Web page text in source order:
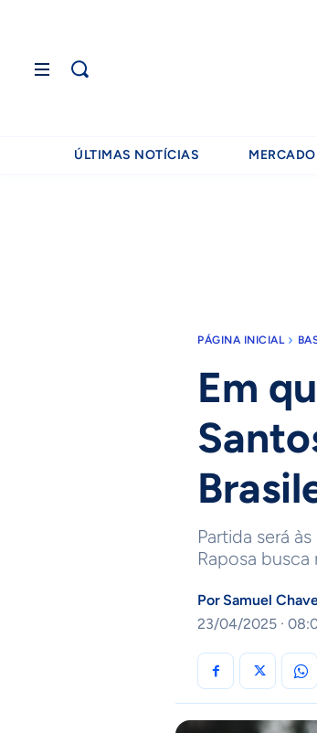
ÚLTIMAS NOTÍCIAS
PÁGINA INICIAL
Em
Partida será
Raposa
Por Samuel
23/04/2025 ·